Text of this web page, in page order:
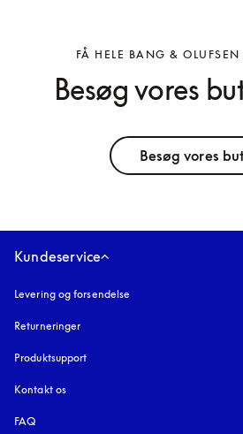
FÅ HELE BANG & OLUFSEN
Besøg vores
Besøg vores
Kundeservice
Levering og forsendelse
Returneringer
Produktsupport
Kontakt os
FAQ